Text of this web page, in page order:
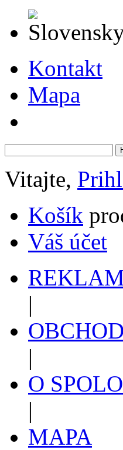
Kontakt
Mapa
Vitajte,
Košík
Váš účet
|
|
O
|
MAPA